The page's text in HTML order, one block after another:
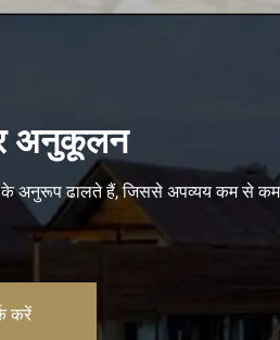
अनुकूलन
ढालते हैं, जिससे अपव्यय कम से कम
करें